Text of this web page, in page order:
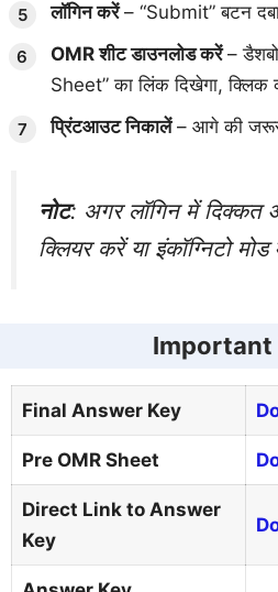
लॉगिन करें– “Submit” बटन
OMR शीट डाउनलोड करें–
Sheet” का लिंक दिखेगा,
प्रिंटआउट निकालें– आगे की
नोट: अगर लॉगिन में दिक्कत
क्लियर करें या इंकॉग्निटो
Important
Final Answer Key
Pre OMR Sheet
Direct Link to Answer
Key